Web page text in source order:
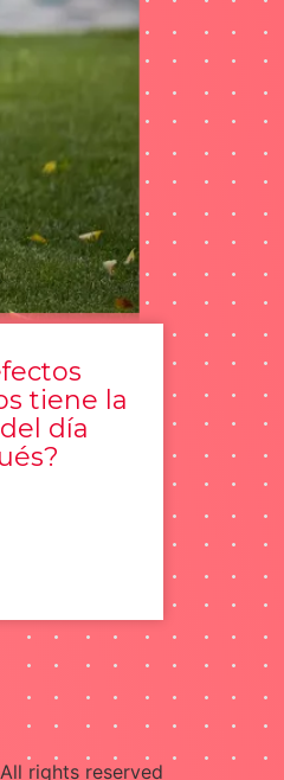
tiene la
día
All rights reserved